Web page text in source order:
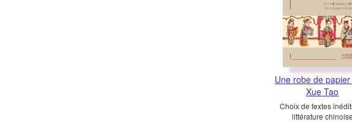
Une robe de
Xue Tao
Choix de textes
littérature chinoise